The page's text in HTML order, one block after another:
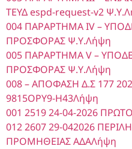
ΤΕΥΔ espd-request-v2 Ψ.Υ.
004 ΠΑΡΑΡΤΗΜΑ IV –
ΠΡΟΣΦΟΡΑΣ Ψ.Υ.Λήψη
005 ΠΑΡΑΡΤΗΜΑ V –
ΠΡΟΣΦΟΡΑΣ Ψ.Υ.Λήψη
008 – ΑΠΟΦΑΣΗ Δ.Σ 177
9815ΟΡΥ9-Η43Λήψη
001 2519 24-04-2026
012 2607 29-042026
ΠΡΟΜΗΘΕΙΑΣ ΑΔΑΛήψη